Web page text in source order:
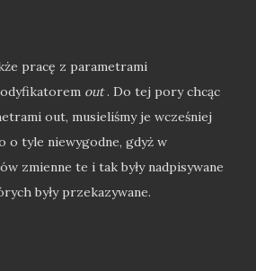
pracę z parametrami
out. Do tej pory chcąc
out, musieliśmy je wcześniej
o tyle niewygodne, gdyż w
zmienne te i tak były nadpisywane
były przekazywane.